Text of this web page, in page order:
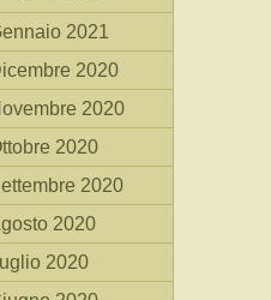
2021
2020
2020
2020
2020
2020
2020